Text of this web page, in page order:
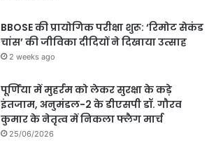
BBOSE की प्रायोगिक परीक्षा शुरू: ‘रिमोट सेकंड
चांस’ की जीविका दीदियों ने दिखाया उत्साह
2 weeks ago
पूर्णिया में मुहर्रम को लेकर सुरक्षा के कड़े
इंतजाम, अनुमंडल-2 के डीएसपी डॉ. गौरव
कुमार के नेतृत्व में निकला फ्लैग मार्च
25/06/2026